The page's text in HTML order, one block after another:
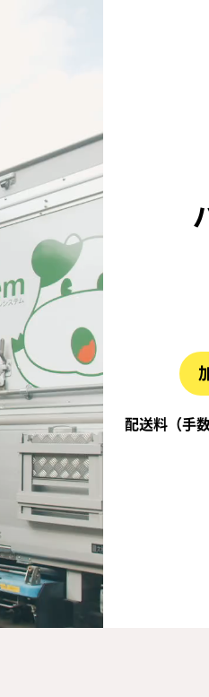
配送料（手